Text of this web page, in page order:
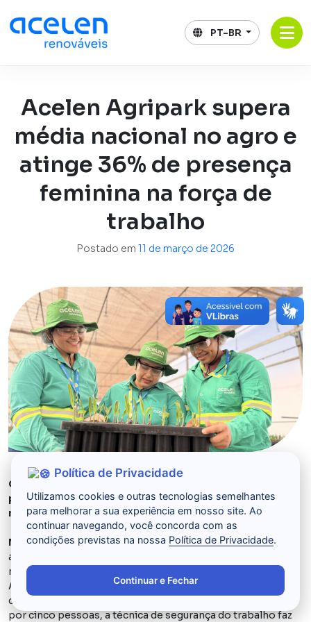
para
conteúdo
PT-BR
Acelen Agripark supera
média nacional no agro e
atinge 36% de presença
feminina na força de
trabalho
Postado em 11 de março de 2026
Com políticas de equidade, empresa destaca o
protagonismo das mulheres na transição energética e
na produção de biocombustíveis feitos de macaúba
Montes Claros (MG),marçode 2026. Aos 48
anos, Josineia Siqueira representa marcos importantes
no Acelen Agripark – Centro de Inovação Tecnológica
Agroindustrial da Acelen Renováveis, empresa de energia
do Mubadala Capital. Integrante de uma equipe composta
por cinco pessoas, a técnica de segurança do trabalho faz
Política de Privacidade
Utilizamos cookies e outras tecnologias semelhantes
para melhorar a sua experiência em nosso site. Ao
continuar navegando, você concorda com as
condições previstas na nossa Política de Privacidade.
Continuar e Fechar